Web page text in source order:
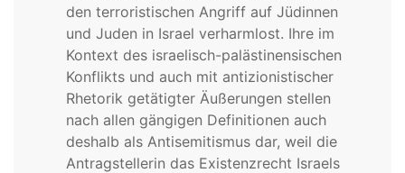
den terroristischen Angriff auf Jüdinnen
und Juden in Israel verharmlost. Ihre im
Kontext des israelisch-palästinensischen
Konflikts und auch mit antizionistischer
Rhetorik getätigter Äußerungen stellen
nach allen gängigen Definitionen auch
deshalb als Antisemitismus dar, weil die
Antragstellerin das Existenzrecht Israels